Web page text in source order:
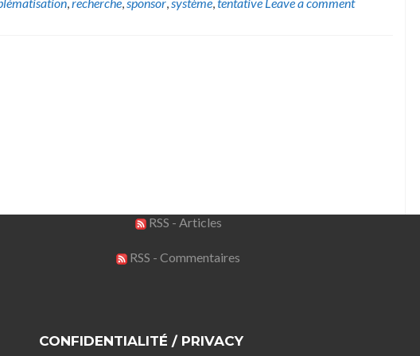
RSS - Articles
RSS - Commentaires
CONFIDENTIALITÉ / PRIVACY